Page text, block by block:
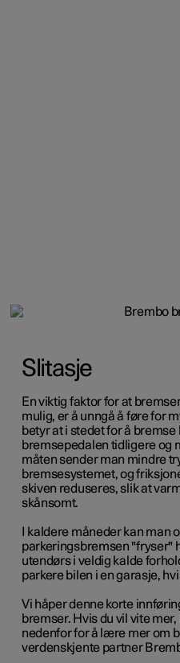
Slitasje
En viktig faktor for at
mulig, er å unngå å føre for
betyr at i stedet for å
bremsepedalen tidligere og
måten sender man mindre
bremsesystemet, og
skiven reduseres, slik at
skånsomt.
I kaldere måneder kan man
parkeringsbremsen "fryser"
utendørs i veldig kalde
parkere bilen i en garasje,
Vi håper denne korte
bremser. Hvis du vil vite
nedenfor for å lære mer om
verdenskjente partner